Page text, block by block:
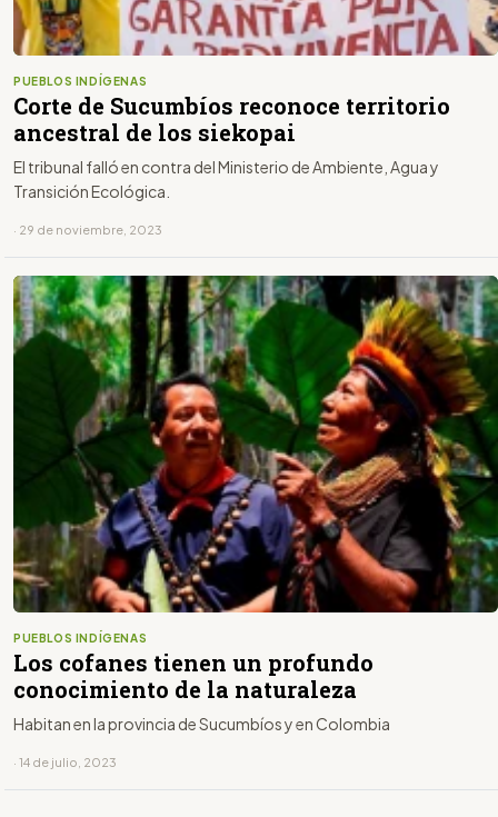
PUEBLOS INDÍGENAS
Corte de Sucumbíos reconoce territorio
ancestral de los siekopai
El tribunal falló en contra del Ministerio de Ambiente, Agua y
Transición Ecológica.
· 29 de noviembre, 2023
PUEBLOS INDÍGENAS
Los cofanes tienen un profundo
conocimiento de la naturaleza
Habitan en la provincia de Sucumbíos y en Colombia
· 14 de julio, 2023